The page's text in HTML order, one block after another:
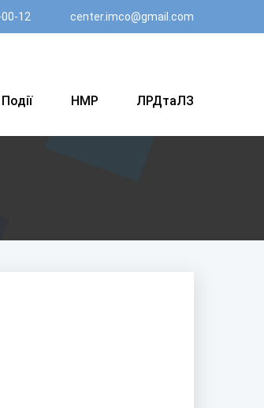
12 center.imco@gmail.com
Події НМР
ЛРДтаЛЗ